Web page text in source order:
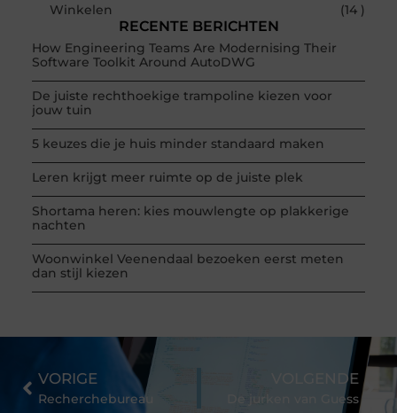
Winkelen
(14 )
RECENTE BERICHTEN
How Engineering Teams Are Modernising Their
Software Toolkit Around AutoDWG
De juiste rechthoekige trampoline kiezen voor
jouw tuin
5 keuzes die je huis minder standaard maken
Leren krijgt meer ruimte op de juiste plek
Shortama heren: kies mouwlengte op plakkerige
nachten
Woonwinkel Veenendaal bezoeken eerst meten
dan stijl kiezen
VORIGE
Recherchebureau
VOLGENDE
De jurken van Guess